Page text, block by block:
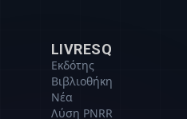
LIVRESQ
Εκδότης
Βιβλιοθήκη
Νέα
Λύση PNRR